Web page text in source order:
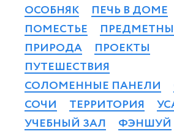
ОСОБНЯК
ПЕЧЬ В ДОМЕ
ПОМЕСТЬЕ
ПРИРОДА
ПРОЕКТЫ
ПУТЕШЕСТВИЯ
СОЛОМЕННЫЕ ПАНЕЛИ
СОЧИ
ТЕРРИТОРИЯ
УЧЕБНЫЙ ЗАЛ
ФЭНШУЙ